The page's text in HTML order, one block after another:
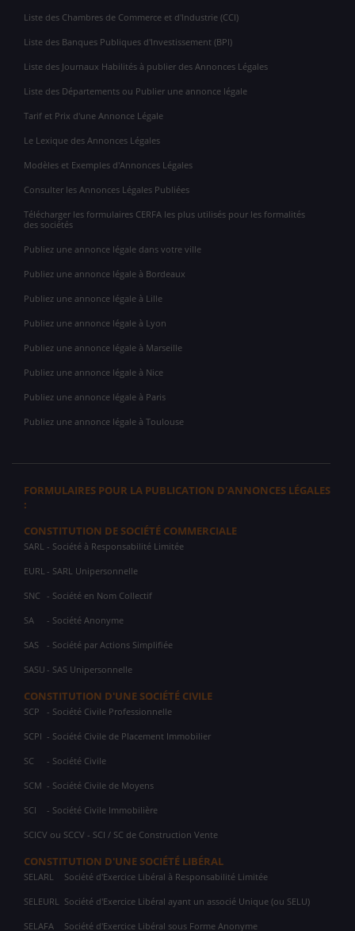
Liste des Chambres de Commerce et d'Industrie (CCI)
Liste des Banques Publiques d'Investissement (BPI)
Liste des Journaux Habilités à publier des Annonces Légales
Liste des Départements ou Publier une annonce légale
Tarif et Prix d'une Annonce Légale
Le Lexique des Annonces Légales
Modèles et Exemples d'Annonces Légales
Consulter les Annonces Légales Publiées
Télécharger les formulaires CERFA les plus utilisés pour les formalités
des sociétés
Publiez une annonce légale dans votre ville
Publiez une annonce légale à Bordeaux
Publiez une annonce légale à Lille
Publiez une annonce légale à Lyon
Publiez une annonce légale à Marseille
Publiez une annonce légale à Nice
Publiez une annonce légale à Paris
Publiez une annonce légale à Toulouse
FORMULAIRES POUR LA PUBLICATION D'ANNONCES LÉGALES
:
CONSTITUTION DE SOCIÉTÉ COMMERCIALE
SARL - Société à Responsabilité Limitée
EURL - SARL Unipersonnelle
SNC - Société en Nom Collectif
SA - Société Anonyme
SAS - Société par Actions Simplifiée
SASU - SAS Unipersonnelle
CONSTITUTION D'UNE SOCIÉTÉ CIVILE
SCP - Société Civile Professionnelle
SCPI - Société Civile de Placement Immobilier
SC - Société Civile
SCM - Société Civile de Moyens
SCI - Société Civile Immobilière
SCICV ou SCCV - SCI / SC de Construction Vente
CONSTITUTION D'UNE SOCIÉTÉ LIBÉRAL
SELARL Société d'Exercice Libéral à Responsabilité Limitée
SELEURL Société d'Exercice Libéral ayant un associé Unique (ou SELU)
SELAFA Société d'Exercice Libéral sous Forme Anonyme